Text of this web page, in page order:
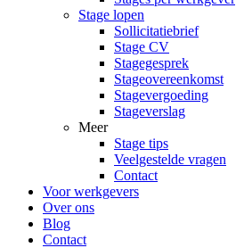
Stage lopen
Sollicitatiebrief
Stage CV
Stagegesprek
Stageovereenkomst
Stagevergoeding
Stageverslag
Meer
Stage tips
Veelgestelde vragen
Contact
Voor werkgevers
Over ons
Blog
Contact